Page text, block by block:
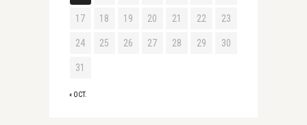
« OCT.
17 18 19 20 21 22 23
24 25 26 27 28 29 30
31